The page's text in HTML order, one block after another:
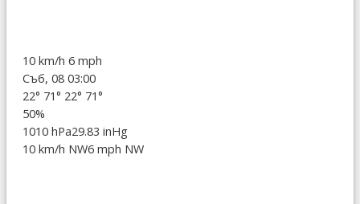
10 km/h 6 mph
Съб, 08 03:00
22° 71° 22° 71°
50%
1010 hPa29.83 inHg
10 km/h NW6 mph NW